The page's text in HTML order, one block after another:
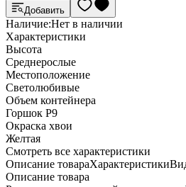
Добавить
Наличие:Нет в наличии
Характеристики
Высота
Среднерослые
Местоположение
Светолюбивые
Объем контейнера
Горшок Р9
Окраска хвои
Желтая
Cмотреть все характеристики
Описание товараХарактеристики
Описание товара